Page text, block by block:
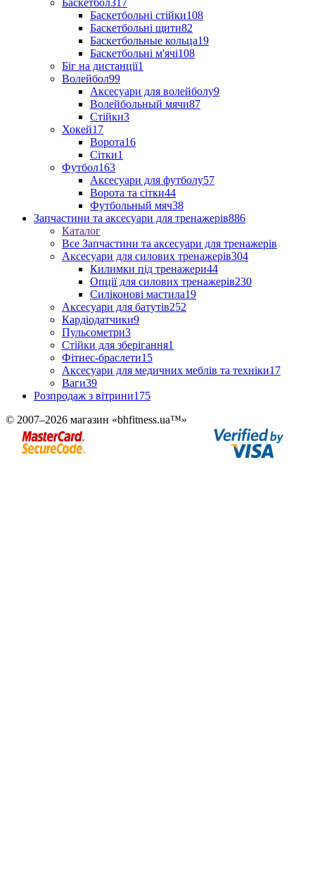
Баскетбол317
Баскетбольні стійки108
Баскетбольні щити82
Баскетбольные кольца19
Баскетбольні м'ячі108
Біг на дистанції1
Волейбол99
Аксесуари для волейболу9
Волейбольный мячи87
Стійки3
Хокей17
Ворота16
Сітки1
Футбол163
Аксесуари для футболу57
Ворота та сітки44
Футбольный мяч38
Запчастини та аксесуари для тренажерів886
Каталог
Все Запчастини та аксесуари для тренажерів
Аксесуари для силових тренажерів304
Килимки під тренажери44
Опції для силових тренажерів230
Силіконові мастила19
Аксесуари для батутів252
Кардіодатчики9
Пульсометри3
Стійки для зберігання1
Фітнес-браслети15
Аксесуари для медичних меблів та техніки17
Ваги39
Розпродаж з вітрини175
© 2007–2026 магазин «bhfitness.ua™»